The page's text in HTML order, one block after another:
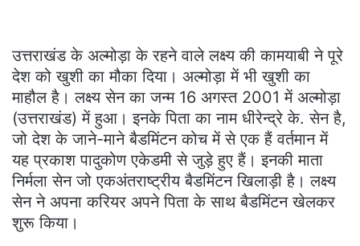
उत्तराखंड के अल्मोड़ा के रहने वाले लक्ष्य की कामयाबी ने पूरे
देश को खुशी का मौका दिया। अल्मोड़ा में भी खुशी का
माहौल है। लक्ष्य सेन का जन्म 16 अगस्त 2001 में अल्मोड़ा
(उत्तराखंड) में हुआ। इनके पिता का नाम धीरेन्द्रे के. सेन है,
जो देश के जाने-माने बैडमिंटन कोच में से एक हैं वर्तमान में
यह प्रकाश पादुकोण एकेडमी से जुड़े हुए हैं। इनकी माता
निर्मला सेन जो एकअंतराष्ट्रीय बैडमिंटन खिलाड़ी है। लक्ष्य
सेन ने अपना करियर अपने पिता के साथ बैडमिंटन खेलकर
शुरू किया।